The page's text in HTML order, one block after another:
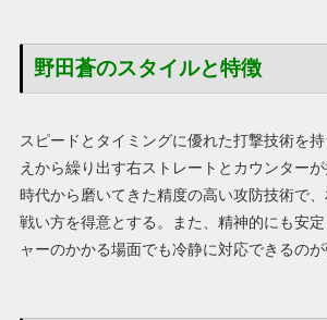
野田蒼のスタイルと特徴
スピードとタイミングに優れた打撃技術を
えから繰り出す右ストレートとカウンター
時代から磨いてきた精度の高い攻防技術で
戦い方を得意とする。また、精神的にも安
ャーのかかる場面でも冷静に対応できるのが